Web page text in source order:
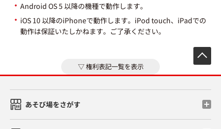
Android OS 5 以降の機種で動作します。
iOS 10 以降のiPhoneで動作します。iPod touch、iPadでの
動作は保証いたしかねます。ご了承ください。
権利表記一覧を表示
あそび場をさがす